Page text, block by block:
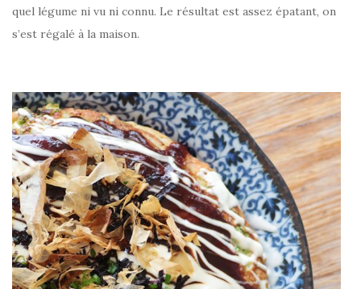
quel légume ni vu ni connu. Le résultat est assez épatant, on
s’est régalé à la maison.